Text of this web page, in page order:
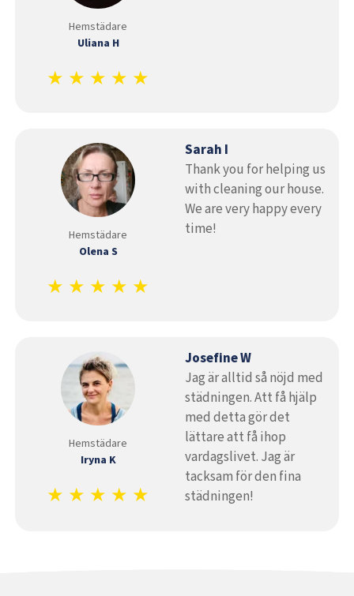
Hemstädare
Uliana H
★ ★ ★ ★ ★
Hemstädare
Olena S
★ ★ ★ ★ ★
Sarah I
Thank you for helping us
with cleaning our house.
We are very happy every
time!
Hemstädare
Iryna K
★ ★ ★ ★ ★
Josefine W
Jag är alltid så nöjd med
städningen. Att få hjälp
med detta gör det
lättare att få ihop
vardagslivet. Jag är
tacksam för den fina
städningen!